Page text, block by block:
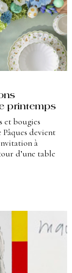
printemps
et bougies
devient
à
d’une table